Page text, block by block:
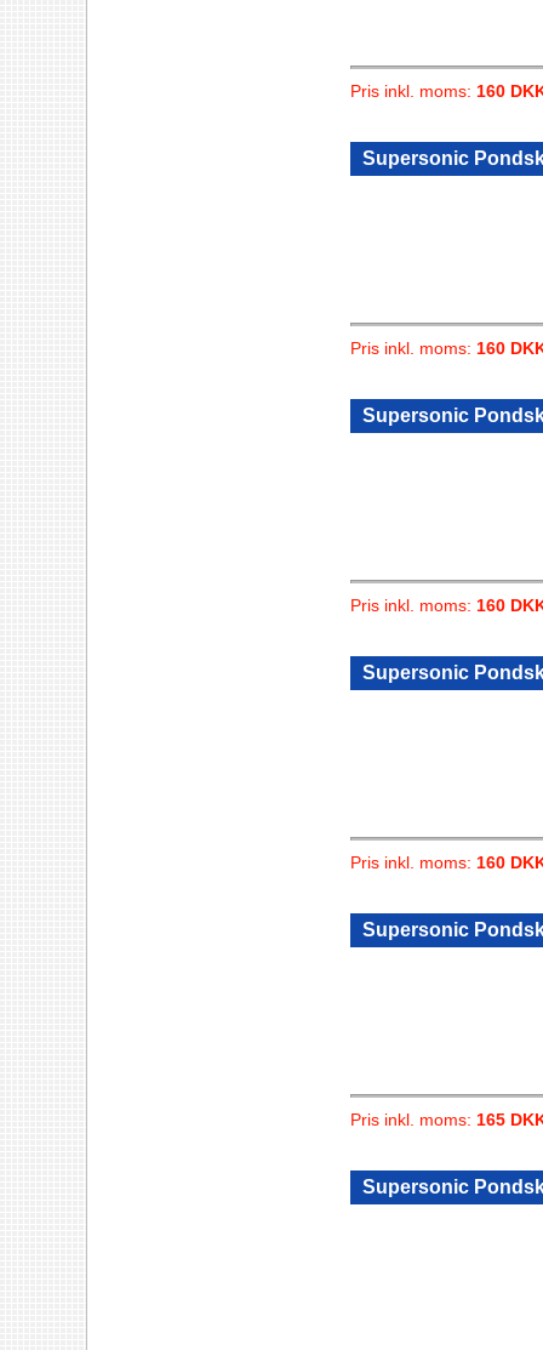
Pris inkl. moms: 160
Supersonic
Pris inkl. moms: 160
Supersonic
Pris inkl. moms: 160
Supersonic
Pris inkl. moms: 160
Supersonic
Pris inkl. moms: 165
Supersonic